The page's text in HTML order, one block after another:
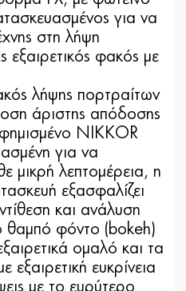
για να
στη λήψη
εξαιρετικός φακός με
λήψης πορτραίτων
άριστης απόδοσης
NIKKOR
για να
μικρή λεπτομέρεια, η
εξασφαλίζει
και ανάλυση
φόντο (bokeh)
ομαλό και τα
εξαιρετική ευκρίνεια
με το ευρύτερο